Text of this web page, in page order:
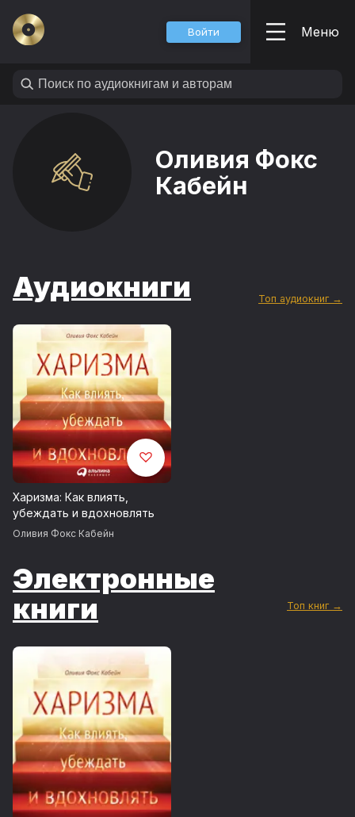
Войти Меню
Оливия Фокс
Кабейн
Аудиокниги Топ аудиокниг →
Харизма: Как влиять,
убеждать и вдохновлять
Оливия Фокс Кабейн
Электронные
книги
Топ книг →